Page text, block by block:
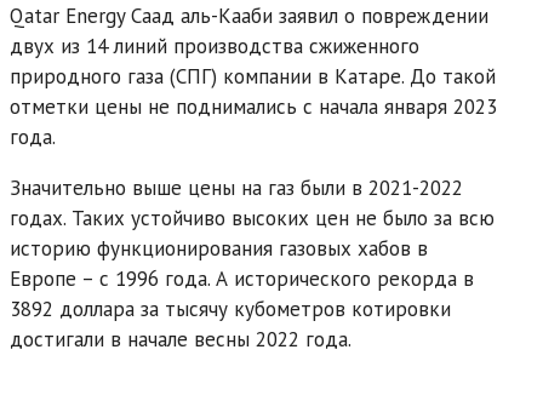
Qatar Energy Саад аль-Кааби заявил о повреждении
двух из 14 линий производства сжиженного
природного газа (СПГ) компании в Катаре. До такой
отметки цены не поднимались с начала января 2023
года.
Значительно выше цены на газ были в 2021-2022
годах. Таких устойчиво высоких цен не было за всю
историю функционирования газовых хабов в
Европе – с 1996 года. А исторического рекорда в
3892 доллара за тысячу кубометров котировки
достигали в начале весны 2022 года.